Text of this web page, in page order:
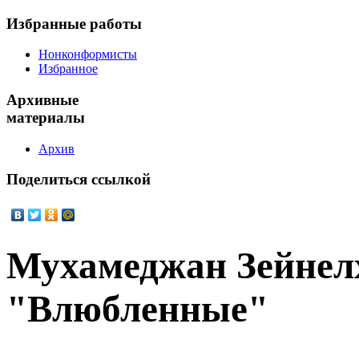
Избранные работы
Нонконформисты
Избранное
Архивные
материалы
Архив
Поделиться ссылкой
Мухамеджан
"Влюбленные"